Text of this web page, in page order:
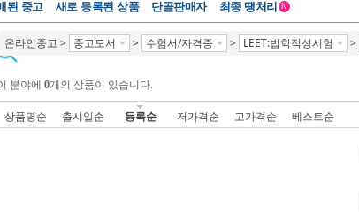
된 중고 새로 등록된 상품 단골판매자 최종 땡처리 N
온라인중고 > 중고도서 > 수험서/자격증 > LEET:법학적성시험 >
분야에 0개의 상품이 있습니다.
상품명순 출시일순 등록순 저가격순 고가격순 베스트순